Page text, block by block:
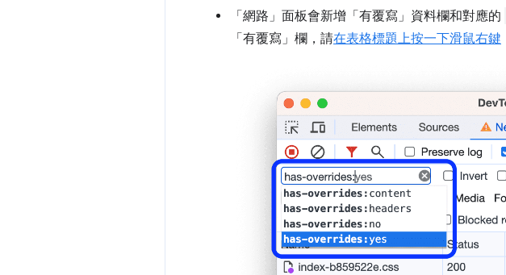
「網路」 面板會新增「有覆寫」 資料欄和對應的
「有覆寫」 欄，請在表格標題上按一下滑鼠右鍵